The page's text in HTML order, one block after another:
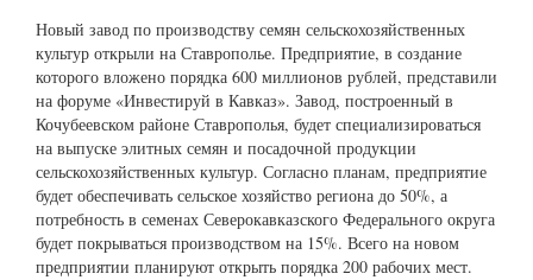
Новый завод по производству семян сельскохозяйственных
культур открыли на Ставрополье. Предприятие, в создание
которого вложено порядка 600 миллионов рублей, представили
на форуме «Инвестируй в Кавказ». Завод, построенный в
Кочубеевском районе Ставрополья, будет специализироваться
на выпуске элитных семян и посадочной продукции
сельскохозяйственных культур. Согласно планам, предприятие
будет обеспечивать сельское хозяйство региона до 50%, а
потребность в семенах Северокавказского Федерального округа
будет покрываться производством на 15%. Всего на новом
предприятии планируют открыть порядка 200 рабочих мест.